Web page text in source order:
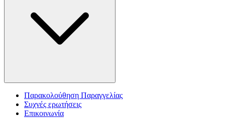
Παρακολούθηση Παραγγελίας
Συχνές ερωτήσεις
Επικοινωνία